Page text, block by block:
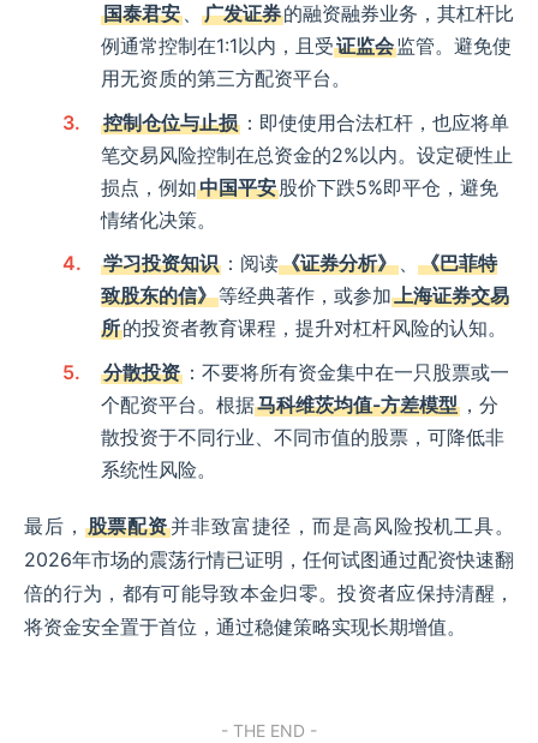
国泰君安 、 广发证券的融资融券业务，其杠杆比
例通常控制在1:1以内，且受证监会监管。避免使
用无资质的第三方配资平台。
控制仓位与止损 ：即使使用合法杠杆，也应将单
笔交易风险控制在总资金的2%以内。设定硬性止
损点，例如中国平安 股价下跌5%即平仓，避免
情绪化决策。
学习投资知识 ：阅读《证券分析》 、 《巴菲特
致股东的信》等经典著作，或参加上海证券交易
所的投资者教育课程，提升对杠杆风险的认知。
分散投资 ：不要将所有资金集中在一只股票或一
个配资平台。根据马科维茨均值-方差模型 ，分
散投资于不同行业、不同市值的股票，可降低非
系统性风险。
最后， 股票配资并非致富捷径，而是高风险投机工具。
2026年市场的震荡行情已证明，任何试图通过配资快速翻
倍的行为，都有可能导致本金归零。投资者应保持清醒，
将资金安全置于首位，通过稳健策略实现长期增值。
- THE END -